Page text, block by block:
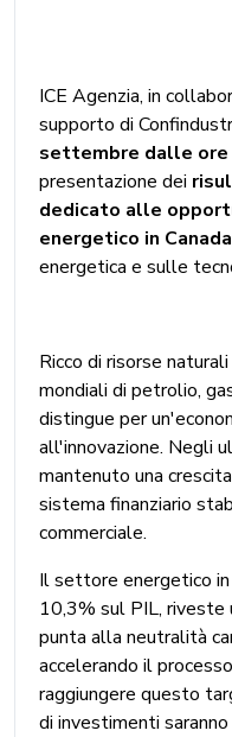
ICE Agenzia, in
supporto di
settembre dalle ore
presentazione dei
dedicato alle
energetico in Canada
energetica e sulle
Ricco di risorse
mondiali di petrolio,
distingue per
all'innovazione. Negli
mantenuto una
sistema finanziario
commerciale.
Il settore energetico in
10,3% sul PIL, riveste
punta alla neutralità
accelerando il
raggiungere questo
di investimenti saranno